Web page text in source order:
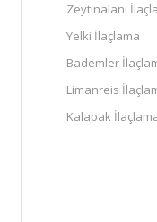
Zeytinalanı
Yelki İlaçlama
Bademler
Limanreis
Kalabak